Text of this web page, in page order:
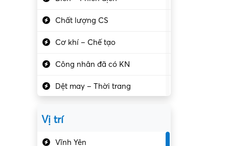
Chất lượng CS
Cơ khí – Chế tạo
Công nhân đã có KN
Dệt may – Thời trang
Vị trí
Vĩnh Yên